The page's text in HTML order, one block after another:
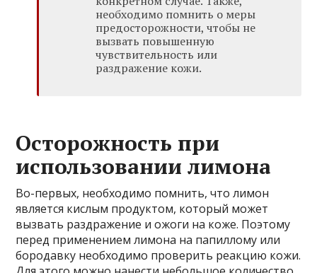
необходимо помнить о меры
предосторожности, чтобы не
вызвать повышенную
чувствительность или
раздражение кожи.
Осторожность при
использовании лимона
Во-первых, необходимо помнить, что лимон
является кислым продуктом, который может
вызвать раздражение и ожоги на коже. Поэтому
перед применением лимона на папиллому или
бородавку необходимо проверить реакцию кожи.